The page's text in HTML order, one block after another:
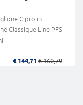
Cipro in
Classique Line PFS
€ 144,71 € 160,79